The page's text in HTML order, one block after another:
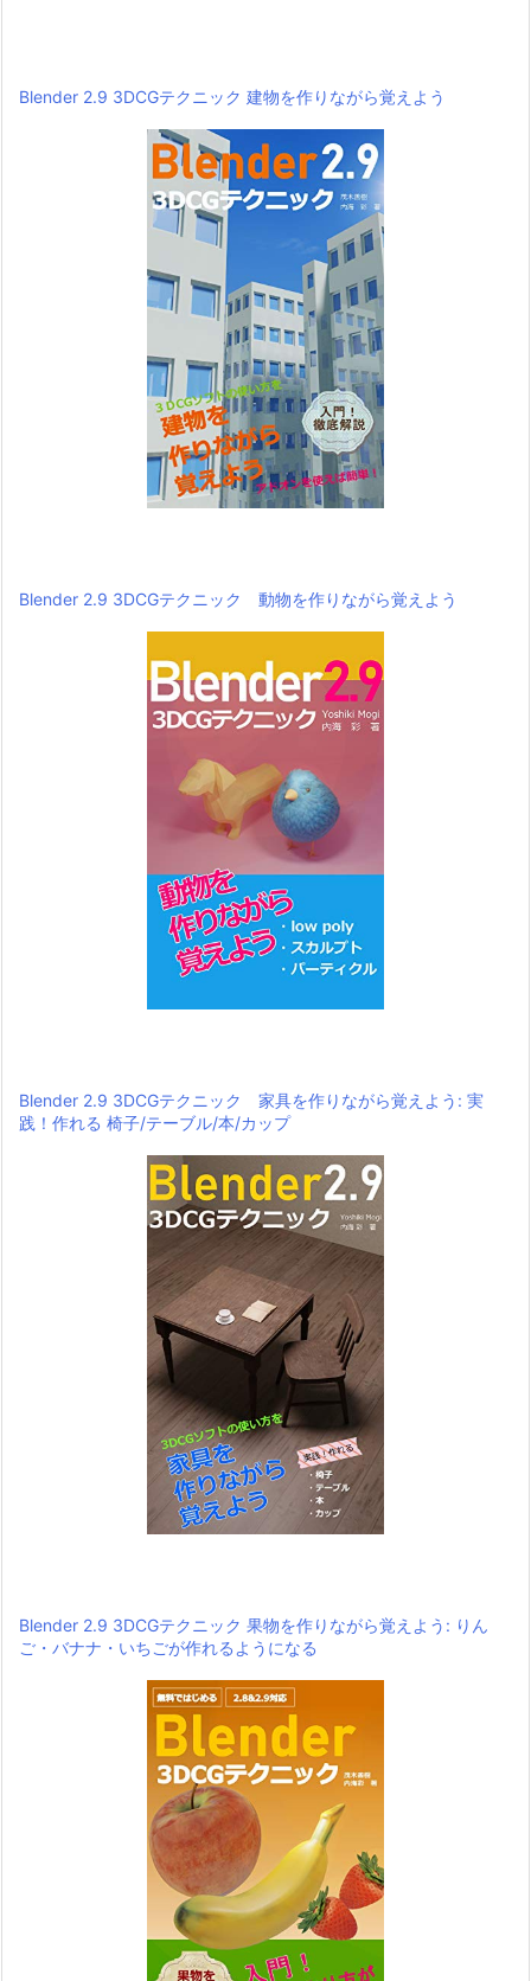
Blender 2.9 3DCGテクニック 建物を作りながら覚えよう
Blender 2.9 3DCGテクニック 動物を作りながら覚えよう
Blender 2.9 3DCGテクニック 家具を作りながら覚えよう: 実
践！作れる 椅子/テーブル/本/カップ
Blender 2.9 3DCGテクニック 果物を作りながら覚えよう: りん
ご・バナナ・いちごが作れるようになる